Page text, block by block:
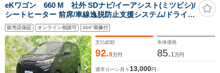
eKワゴン 660 M 社外 SDナビ/イーアシスト(ミツビシ)/
シートヒーター 前席/車線逸脱防止支援システム/ドライブ
レコーダー 社外/ETC/EBD付ABS/横滑り防止装置/アイド
リングストップ/バックモニター
販売店保証 オンライン相談可 360°画像付
支払総額
92.9万円
本体価格
85. 1 万円
通常ローン 月々 13,000円